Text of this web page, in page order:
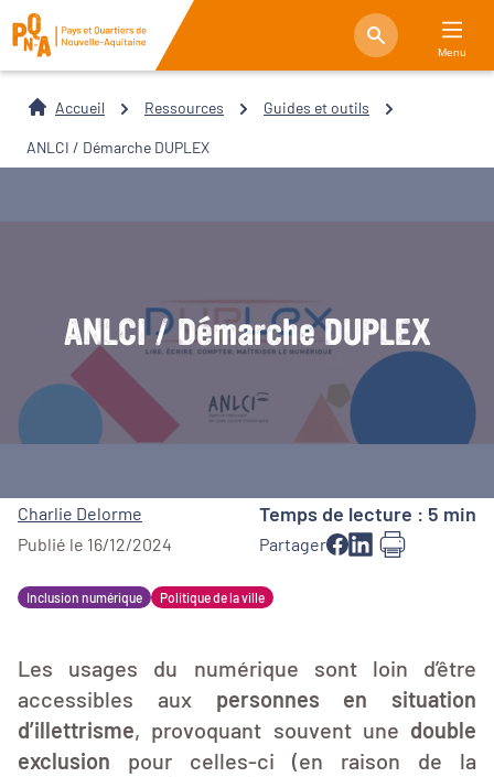
Menu
Accueil Ressources Guides et outils
ANLCI / Démarche DUPLEX
ANLCI / Démarche DUPLEX
Charlie Delorme
Publié le 16/12/2024
Temps de lecture : 5 min
Partager
Inclusion numérique Politique de la ville
Les usages du numérique sont loin d’être
accessibles auxpersonnes en situation
d’illettrisme, provoquant souvent une double
exclusion pour celles-ci (en raison de la